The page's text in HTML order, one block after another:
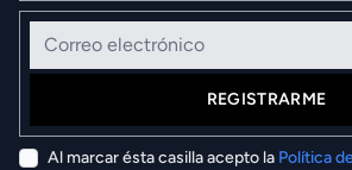
Correo electrónico
REGISTRARME
Al marcar ésta casilla acepto la Política